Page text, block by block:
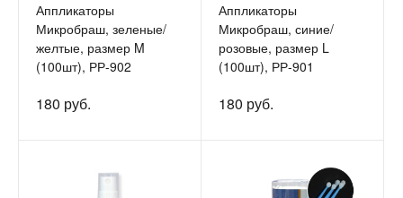
Аппликаторы
Микробраш, зеленые/
желтые, размер M
(100шт), РР-902
180 руб.
Аппликаторы
Микробраш, синие/
розовые, размер L
(100шт), РР-901
180 руб.